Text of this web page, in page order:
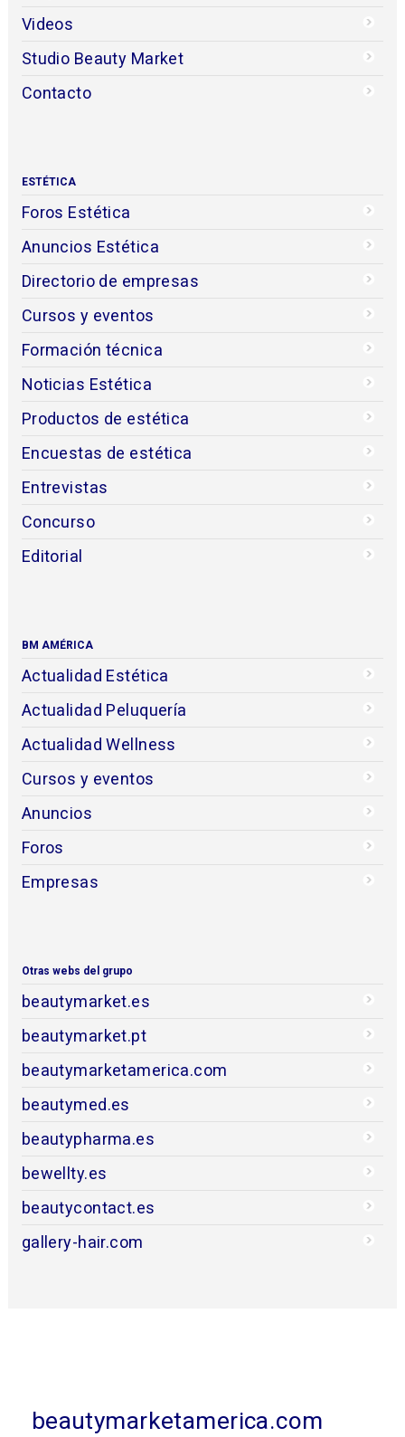
Videos
Studio Beauty Market
Contacto
ESTÉTICA
Foros Estética
Anuncios Estética
Directorio de empresas
Cursos y eventos
Formación técnica
Noticias Estética
Productos de estética
Encuestas de estética
Entrevistas
Concurso
Editorial
BM AMÉRICA
Actualidad Estética
Actualidad Peluquería
Actualidad Wellness
Cursos y eventos
Anuncios
Foros
Empresas
Otras webs del grupo
beautymarket.es
beautymarket.pt
beautymarketamerica.com
beautymed.es
beautypharma.es
bewellty.es
beautycontact.es
gallery-hair.com
beautymarketamerica.com